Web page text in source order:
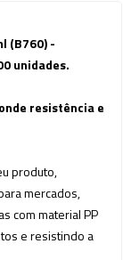
(B760) -
unidades.
resistênciae
produto,
mercados,
com material PP
e resistindo a